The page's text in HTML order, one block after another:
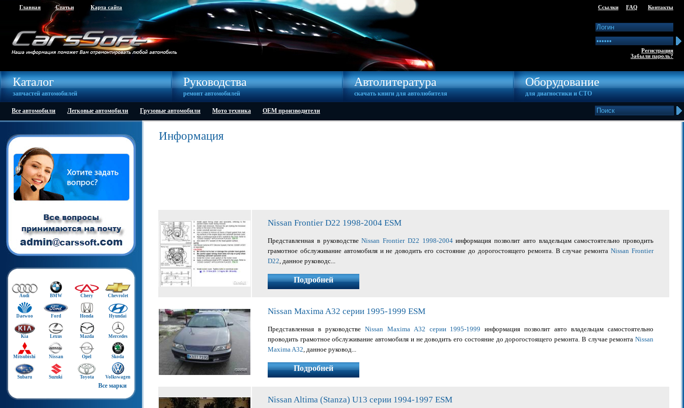
Главная Статьи Карта сайта Ссылки FAQ Контакты
Регистрация
Забыли пароль?
Каталог
запчастей автомобилей
Руководства
ремонт автомобилей
Автолитература
скачать книги для автолюбителя
Оборудование
для диагностики и СТО
Все автомобили Легковые автомобили Грузовые автомобили Мото техника OEM производители
Audi BMW Chery Chevrolet
Daewoo Ford Honda Hyundai
Kia Lexus Mazda Mercedes
Mitsubishi Nissan Opel Skoda
Subaru Suzuki Toyota Volkswagen
Все марки
Информация
Nissan Frontier D22 1998-2004 ESM
Представленная в руководствеNissan Frontier D22 1998-2004информация позволит авто владельцам самостоятельно проводить
грамотное обслуживание автомобиля и не доводить его состояние до дорогостоящего ремонта. В случае ремонтаNissan Frontier
D22, данное руководс...
Подробней
Nissan Maxima A32 серии 1995-1999 ESM
Представленная в руководстве Nissan Maxima A32 серии 1995-1999 информация позволит авто владельцам самостоятельно
проводить грамотное обслуживание автомобиля и не доводить его состояние до дорогостоящего ремонта. В случае ремонта Nissan
Maxima A32, данное руковод...
Подробней
Nissan Altima (Stanza) U13 серии 1994-1997 ESM